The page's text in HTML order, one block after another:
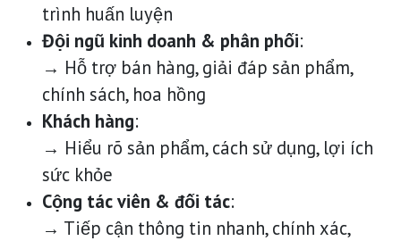
trình huấn luyện
Đội ngũ kinh doanh & phân phối:
→ Hỗ trợ bán hàng, giải đáp sản phẩm,
chính sách, hoa hồng
Khách hàng:
→ Hiểu rõ sản phẩm, cách sử dụng, lợi ích
sức khỏe
Cộng tác viên & đối tác:
→ Tiếp cận thông tin nhanh, chính xác,